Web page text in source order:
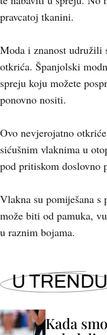
pravcatoj tkanini.
Moda i znanost udružili
otkrića. Španjolski
spreju koju možete
ponovno nositi.
Ovo nevjerojatno
sićušnim vlaknima u
pod pritiskom doslovno
Vlakna su pomiješana
može biti od pamuka,
u raznim bojama.
U TRENDU
Kada